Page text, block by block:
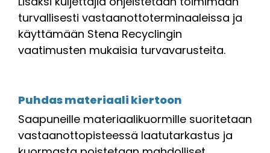
turvallisesti vastaanottoterminaaleissa ja
käyttämään Stena Recyclingin
vaatimusten mukaisia turvavarusteita.
Puhdas materiaali kiertoon
Saapuneille materiaalikuormille suoritetaan
vastaanottopisteessä laatutarkastus ja